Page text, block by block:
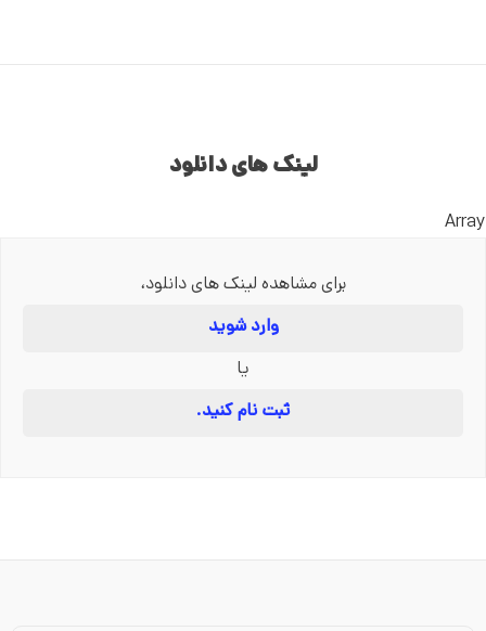
لینک های دانلود
Array
برای مشاهده لینک های دانلود،
وارد شوید
یا
ثبت نام کنید.